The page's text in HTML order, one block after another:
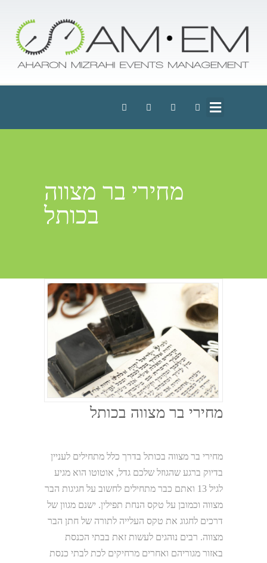
מחירי בר מצווה
בכותל
מחירי בר מצווה בכותל
מחירי בר מצווה בכותל בדרך כלל מתחילים לעניין
בדיוק ברגע שהגוזל שלכם גדל, אוטוטו הוא מגיע
לגיל 13 ואתם כבר מתחילים לחשוב על חגיגות הבר
מצווה וכמובן על טקס הנחת תפילין. ישנם מגוון של
דרכים לחגוג את טקס העלייה לתורה של חתן הבר
מצווה. רבים נוהגים לעשות זאת בבתי הכנסת
באזור מגוריהם ואחרים מרחיקים לכת לבתי כנסת